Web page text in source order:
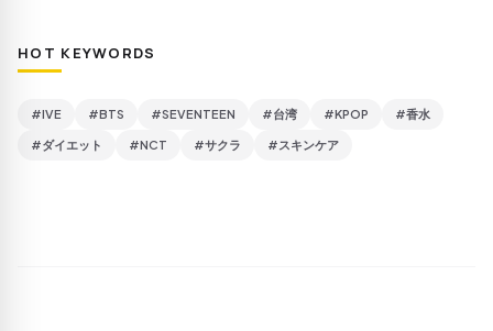
HOT KEYWORDS
#IVE #BTS #SEVENTEEN #台湾 #KPOP #香水
#ダイエット #NCT #サクラ #スキンケア